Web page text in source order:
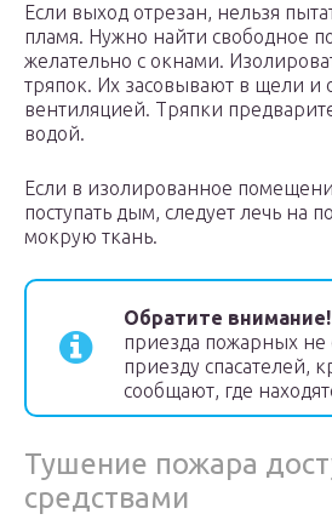
Если выход отрезан, нельзя
пламя. Нужно найти свободное
желательно с окнами.
тряпок. Их засовывают в щели и
вентиляцией. Тряпки
водой.
Если в изолированное
поступать дым, следует лечь на
мокрую ткань.
Обратите внимание!
приезда пожарных не
приезду спасателей,
сообщают, где
Тушение пожара
средствами